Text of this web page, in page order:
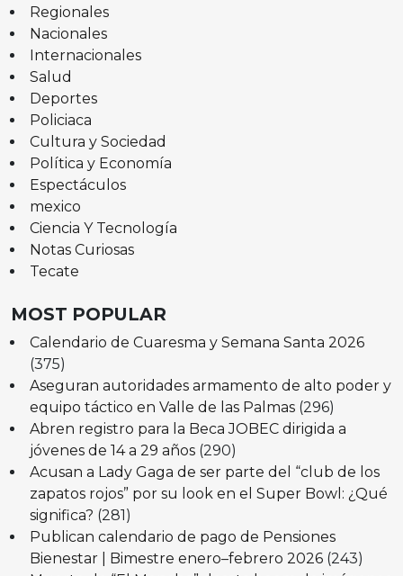
Regionales
Nacionales
Internacionales
Salud
Deportes
Policiaca
Cultura y Sociedad
Política y Economía
Espectáculos
mexico
Ciencia Y Tecnología
Notas Curiosas
Tecate
MOST POPULAR
Calendario de Cuaresma y Semana Santa 2026
(375)
Aseguran autoridades armamento de alto poder y
equipo táctico en Valle de las Palmas (296)
Abren registro para la Beca JOBEC dirigida a
jóvenes de 14 a 29 años (290)
Acusan a Lady Gaga de ser parte del “club de los
zapatos rojos” por su look en el Super Bowl: ¿Qué
significa? (281)
Publican calendario de pago de Pensiones
Bienestar | Bimestre enero–febrero 2026 (243)